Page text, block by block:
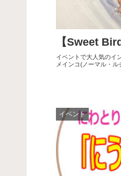
【Sweet
イベントで大人気のイ
メインコ(ノーマル・
イベント